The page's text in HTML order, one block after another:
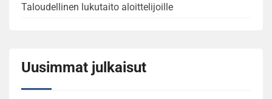
Taloudellinen lukutaito aloittelijoille
Uusimmat julkaisut